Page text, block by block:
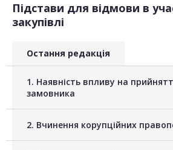
Підстави для відмови в
закупівлі
Остання редакція
1. Наявність впливу на
замовника
2. Вчинення корупційних